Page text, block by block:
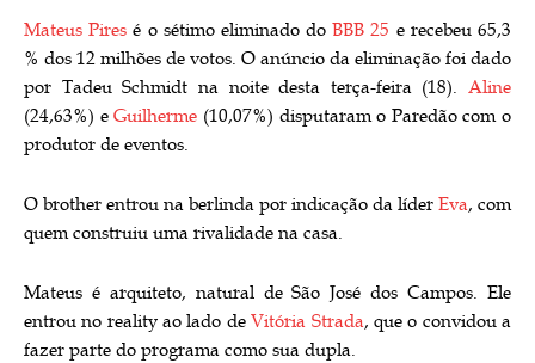
Mateus Pires é o sétimo eliminado doBBB 25 e recebeu 65,3
% dos 12 milhões de votos. O anúncio da eliminação foi dado
por Tadeu Schmidt na noite desta terça-feira (18). Aline
(24,63%) eGuilherme (10,07%) disputaram o Paredão com o
produtor de eventos.
O brother entrou na berlinda por indicação da líder Eva, com
quem construiu uma rivalidade na casa.
Mateus é arquiteto, natural de São José dos Campos. Ele
entrou no reality ao lado deVitória Strada, que o convidou a
fazer parte do programa como sua dupla.